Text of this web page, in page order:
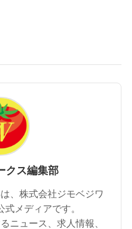
クス編集部
、株式会社ジモベジワ
メディアです。
ニュース、求人情報、